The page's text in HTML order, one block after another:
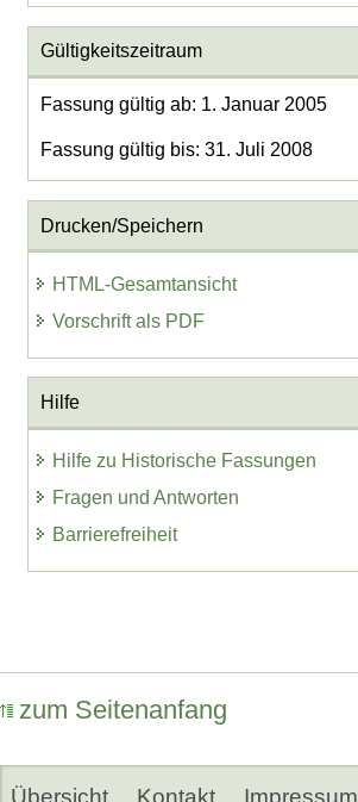
Gültigkeitszeitraum
Fassung gültig ab: 1. Januar 2005
Fassung gültig bis: 31. Juli 2008
Drucken/Speichern
HTML-Gesamtansicht
Vorschrift als PDF
Hilfe
Hilfe zu Historische Fassungen
Fragen und Antworten
Barrierefreiheit
zum Seitenanfang